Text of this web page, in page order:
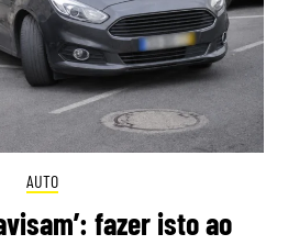
AUTO
fazer isto ao